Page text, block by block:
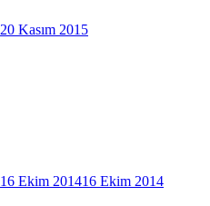
20 Kasım 2015
16 Ekim 201416 Ekim 2014